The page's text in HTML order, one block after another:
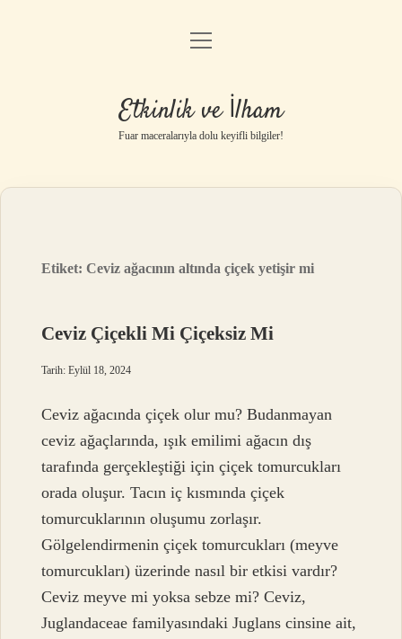
Anasayfa
Gizlilik Politikası
Yasal Uyarı
menüyü
Etkinlik ve İlham
Fuar maceralarıyla dolu keyifli bilgiler!
Etiket:Ceviz ağacının altında çiçek yetişir mi
Ceviz Çiçekli Mi Çiçeksiz Mi
Tarih: Eylül 18, 2024
Ceviz ağacında çiçek olur mu? Budanmayan
ceviz ağaçlarında, ışık emilimi ağacın dış
tarafında gerçekleştiği için çiçek tomurcukları
orada oluşur. Tacın iç kısmında çiçek
tomurcuklarının oluşumu zorlaşır.
Gölgelendirmenin çiçek tomurcukları (meyve
tomurcukları) üzerinde nasıl bir etkisi vardır?
Ceviz meyve mi yoksa sebze mi? Ceviz,
Juglandaceae familyasındaki Juglans cinsine ait,